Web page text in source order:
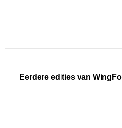
Eerdere edities van